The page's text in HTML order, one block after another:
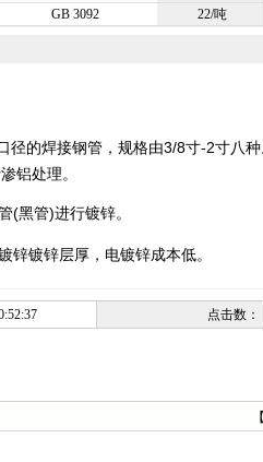
GB 3092 22/吨
径的焊接钢管，规格由3/8寸-2寸八
铝处理。
(黑管)进行镀锌。
锌镀锌层厚，电镀锌成本低。
点击数：
【